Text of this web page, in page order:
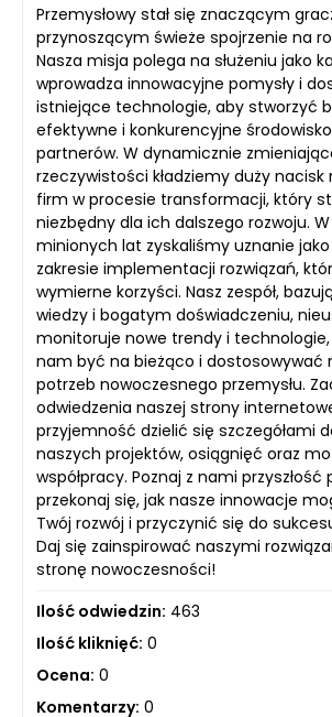
Przemysłowy stał się znaczącym
przynoszącym świeże spojrzenie na
Nasza misja polega na służeniu jako
wprowadza innowacyjne pomysły i
istniejące technologie, aby stworzyć
efektywne i konkurencyjne
partnerów. W dynamicznie
rzeczywistości kładziemy duży nacisk
firm w procesie transformacji, który
niezbędny dla ich dalszego rozwoju.
minionych lat zyskaliśmy uznanie
zakresie implementacji rozwiązań,
wymierne korzyści. Nasz zespół,
wiedzy i bogatym doświadczeniu,
monitoruje nowe trendy i
nam być na bieżąco i dostosowywać
potrzeb nowoczesnego przemysłu.
odwiedzenia naszej strony
przyjemność dzielić się szczegółami
naszych projektów, osiągnięć oraz
współpracy. Poznaj z nami przyszłość
przekonaj się, jak nasze innowacje
Twój rozwój i przyczynić się do
Daj się zainspirować naszymi
stronę nowoczesności!
Ilość odwiedzin: 463
Ilość kliknięć: 0
Ocena: 0
Komentarzy: 0